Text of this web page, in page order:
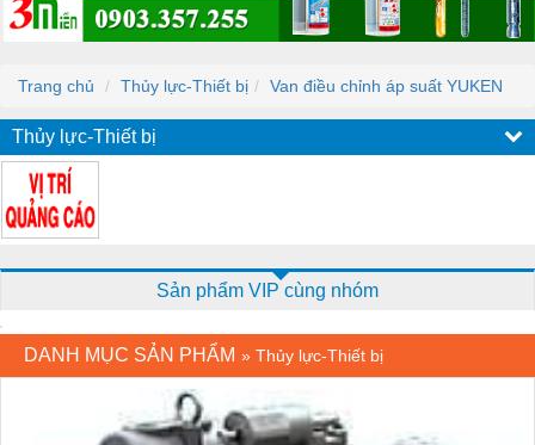
Trang chủ Thủy lực-Thiết bị Van điều chỉnh áp suất YUKEN
Thủy lực-Thiết bị
Sản phẩm VIP cùng nhóm
DANH MỤC SẢN PHẨM » Thủy lực-Thiết bị